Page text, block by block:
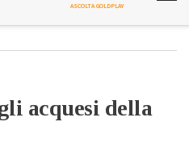
ASCOLTA GOLDPLAY
acquesi della